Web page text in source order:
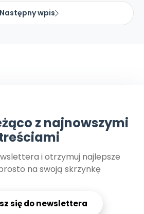
Następny wpis
z najnowszymi
i otrzymuj najlepsze
na swoją skrzynkę
się do newslettera